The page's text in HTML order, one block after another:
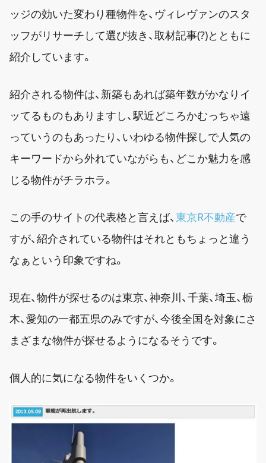
ッジの効いた変わり種物件を、ヴィレヴァンのスタ
ッフがリサーチして選び抜き、取材記事(?)とともに
紹介しています。
紹介される物件は、新築もあれば築年数がかなりイ
ッてるものもありますし、駅近どころかむっちゃ遠
っていうのもあったり、いわゆる物件探しで人気の
キーワードから外れていながらも、どこか魅力を感
じる物件がチラホラ。
この手のサイトの代表格と言えば、東京R不動産で
すが、紹介されている物件はそれともちょっと違う
なぁという印象ですね。
現在、物件が探せるのは東京、神奈川、千葉、埼玉、栃
木、愛知の一都五県のみですが、今後全国を対象にさ
まざまな物件が探せるようになるそうです。
個人的に気になる物件をいくつか。